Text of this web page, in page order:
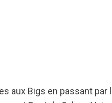
aux Bigs en passant